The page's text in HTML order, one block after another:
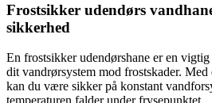
Frostsikker udendørs
sikkerhed
En frostsikker udendørshane er en
dit vandrørsystem mod frostskader.
kan du være sikker på konstant